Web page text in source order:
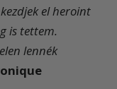
el heroint
is tettem.
lennék